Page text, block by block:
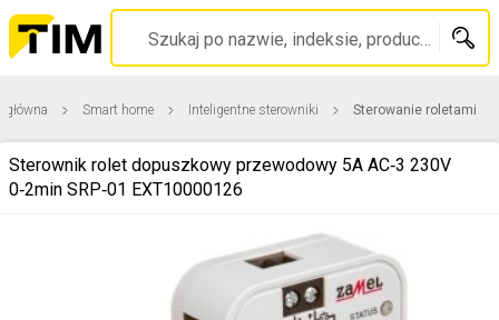
Szukaj po nazwie, indeksie, producencie, kodzie kreskowym...
główna Smart home Inteligentne sterowniki Sterowanie roletami
Sterownik rolet dopuszkowy przewodowy 5A AC‑3 230V
0‑2min SRP‑01 EXT10000126